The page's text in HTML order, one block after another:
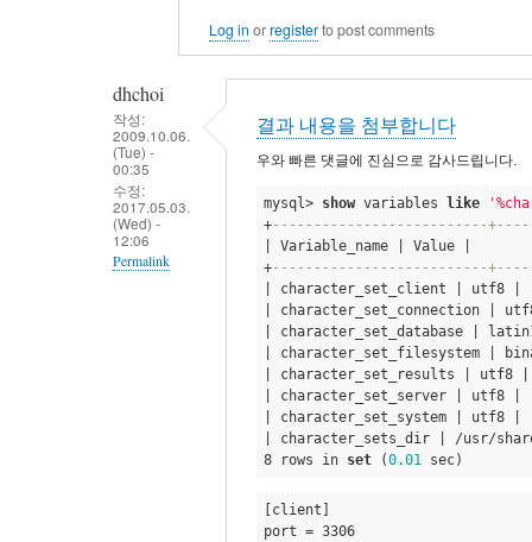
Log in orregisterto post comments
dhchoi
작성:
2009.10.06.
(Tue) -
00:35
수정:
2017.05.03.
(Wed) -
12:06
Permalink
결과 내용을 첨부합니다
우와 빠른 댓글에 진심으로 감사드립니다.
mysql> show variables like
+--------------------------
| Variable_name | Value |
+--------------------------
| character_set_client | utf8 |
| character_set_connection |
| character_set_database |
| character_set_filesystem |
| character_set_results | utf8
| character_set_server | utf8 |
| character_set_system | utf8 |
| character_sets_dir | /usr/
8 rows in set (0.01
[client]
port = 3306